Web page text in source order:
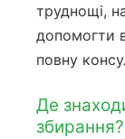
труднощі,
допомогти
повну
Де
збирання?